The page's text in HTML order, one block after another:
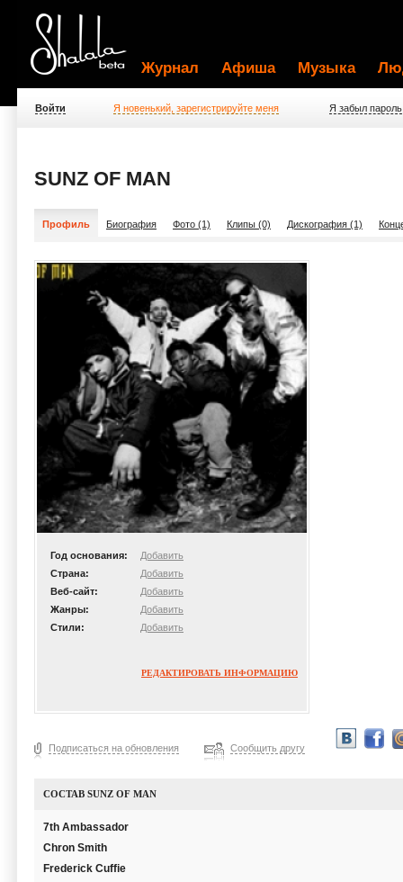
Журнал Афиша Музыка
Войти Я новенький, зарегистрируйте меня Я забыл пароль
SUNZ OF MAN
Профиль Биография Фото (1) Клипы (0) Дискография (1)
Год основания:
Добавить
Страна:
Добавить
Веб-сайт:
Добавить
Жанры:
Добавить
Стили:
Добавить
РЕДАКТИРОВАТЬ ИНФОРМАЦИЮ
Подписаться на обновления Сообщить другу
СОСТАВ SUNZ OF MAN
7th Ambassador
Chron Smith
Frederick Cuffie